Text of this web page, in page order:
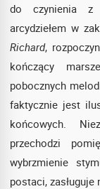
do czynienia z
arcydziełem w
Richard,
kończący
pobocznych
faktycznie jest
końcowych.
przechodzi
wybrzmienie
postaci, zasługuje